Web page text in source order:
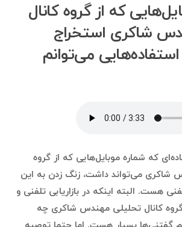
که از گروه کانال
شاکری استخراج
می‌توانم
که شماره موبایل‌هایی که از گروه
شاکری می‌تواند داشت، زنگ زدن به این
هست. البته اینکه در بازاریابی تلفنی و
کانال تحلیلی مهندس شاکری چه